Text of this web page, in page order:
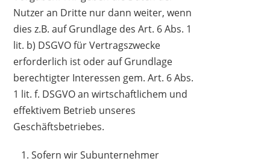
Nutzer an Dritte nur dann weiter, wenn
dies z.B. auf Grundlage des Art. 6 Abs. 1
lit. b) DSGVO für Vertragszwecke
erforderlich ist oder auf Grundlage
berechtigter Interessen gem. Art. 6 Abs.
1 lit. f. DSGVO an wirtschaftlichem und
effektivem Betrieb unseres
Geschäftsbetriebes.
Sofern wir Subunternehmer